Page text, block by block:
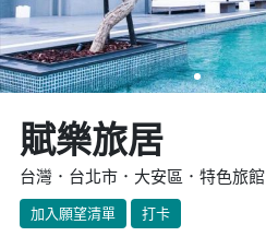
賦樂旅居
台灣．台北市．大安區．特色旅館
加入願望清單 打卡